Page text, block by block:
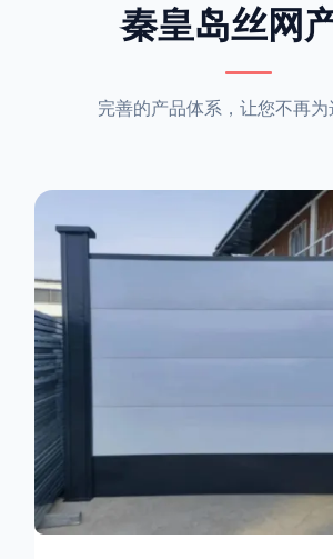
秦皇岛丝网
完善的产品体系，让您不再